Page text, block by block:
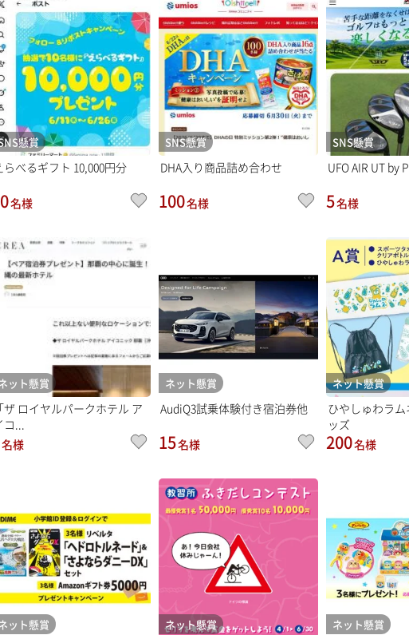
懸賞
らべるギフト 10,000円分
名様
SNS懸賞
DHA入り商品詰め合わせ
100名様
SNS懸賞
UFO AIR UT by
5名様
ット懸賞
「ザ ロイヤルパークホテル ア
...
名様
ネット懸賞
AudiQ3試乗体験付き宿泊券他
15名様
ネット懸賞
ひやしゅわラ
ッズ
200名様
ット懸賞 ネット懸賞 ネット懸賞